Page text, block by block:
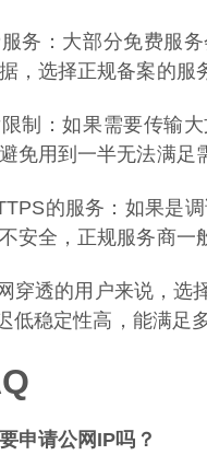
务：大部分免费服
，选择正规备案的服
制：如果需要传输
免用到一半无法满足
的服务：如果是
安全，正规服务商一
穿透的用户来说，选
低稳定性高，能满足
申请公网IP吗？